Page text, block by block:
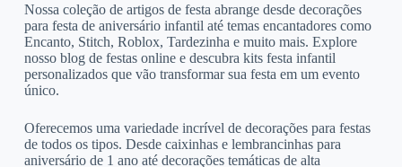
Nossa coleção de artigos de festa abrange desde decorações
para festa de aniversário infantil até temas encantadores como
Encanto, Stitch, Roblox, Tardezinha e muito mais. Explore
nosso blog de festas online e descubra kits festa infantil
personalizados que vão transformar sua festa em um evento
único.
Oferecemos uma variedade incrível de decorações para festas
de todos os tipos. Desde caixinhas e lembrancinhas para
aniversário de 1 ano até decorações temáticas de alta